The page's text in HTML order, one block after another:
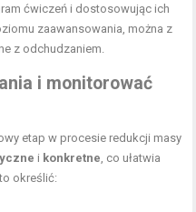
ćwiczeń i dostosowując ich
zaawansowania, można z
z odchudzaniem.
i monitorować
etap w procesie redukcji masy
i konkretne , co ułatwia
określić: